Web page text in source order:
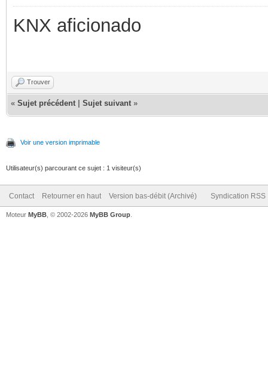
KNX aficionado
Trouver
« Sujet précédent Sujet suivant »
Voir une version imprimable
Utilisateur(s) parcourant ce sujet : 1 visiteur(s)
Contact Retourner en haut Version bas-débit (Archivé) Syndication RSS
Moteur MyBB , © 2002-2026 MyBB Group